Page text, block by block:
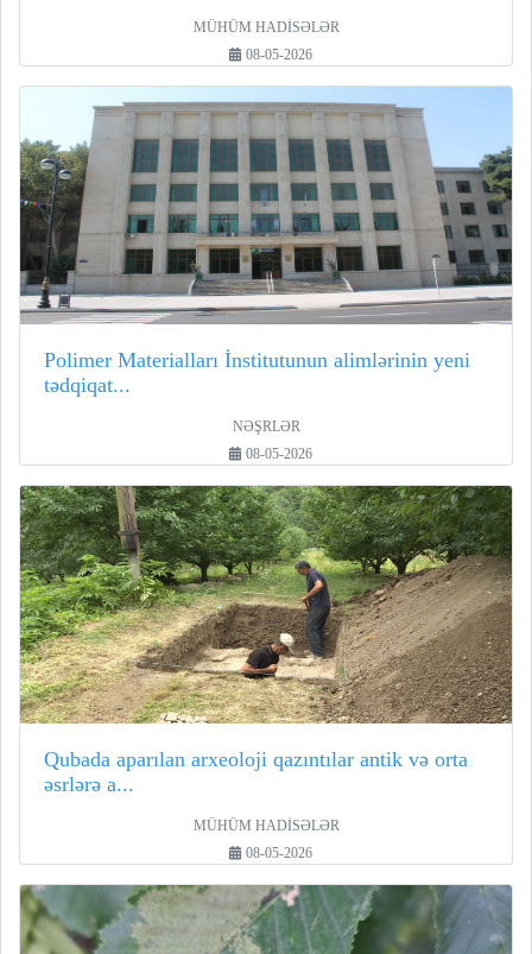
MÜHÜM HADİSƏLƏR
08-05-2026
Polimer Materialları İnstitutunun alimlərinin yeni
tədqiqat...
NƏŞRLƏR
08-05-2026
Qubada aparılan arxeoloji qazıntılar antik və orta
əsrlərə a...
MÜHÜM HADİSƏLƏR
08-05-2026